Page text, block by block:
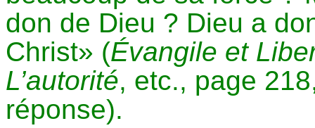
don de Dieu ? Dieu a
Christ» (Évangile et
L’autorité, etc., page
réponse).